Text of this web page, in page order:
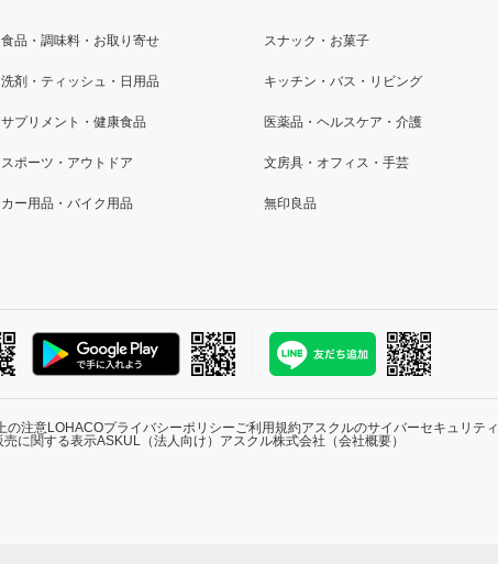
食品・調味料・お取り寄せ スナック・お菓子
洗剤・ティッシュ・日用品 キッチン・バス・リビング
サプリメント・健康食品 医薬品・ヘルスケア・介護
スポーツ・アウトドア 文房具・オフィス・手芸
カー用品・バイク用品 無印良品
の注意LOHACOプライバシーポリシーご利用規約アスクルのサイバーセキュリティ
売に関する表示ASKUL（法人向け） アスクル株式会社（会社概要）